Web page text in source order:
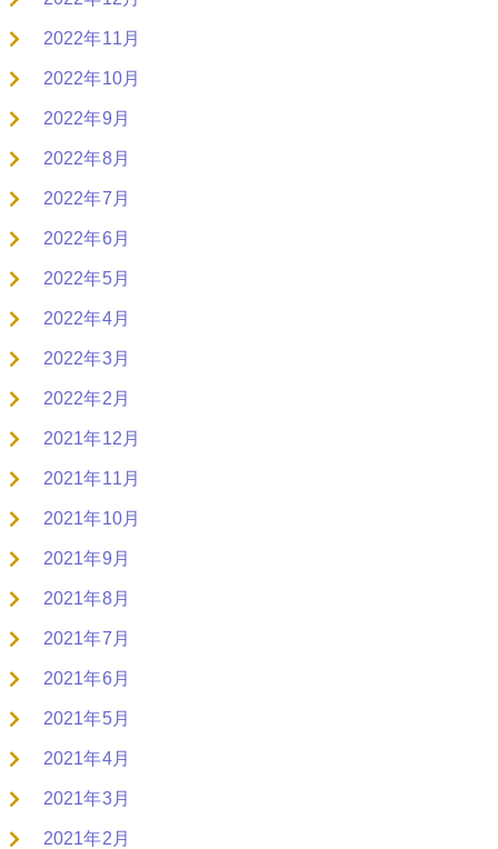
2022年11月
2022年10月
2022年9月
2022年8月
2022年7月
2022年6月
2022年5月
2022年4月
2022年3月
2022年2月
2021年12月
2021年11月
2021年10月
2021年9月
2021年8月
2021年7月
2021年6月
2021年5月
2021年4月
2021年3月
2021年2月